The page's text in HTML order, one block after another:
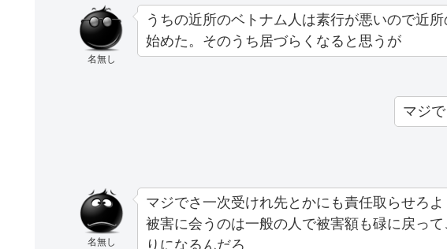
名無し
うちの近所のベトナム人は素行が悪いので近
始めた。そのうち居づらくなると思うが
マジ
名無し
マジでさ一次受けれ先とかにも責任取らせろよ
被害に会うのは一般の人で被害額も碌に戻っ
りになるんだろ